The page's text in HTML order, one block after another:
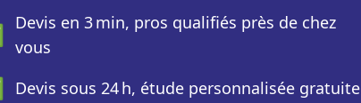
Devis en 3 min, pros qualifiés près de chez
vous
Devis sous 24 h, étude personnalisée gratuite